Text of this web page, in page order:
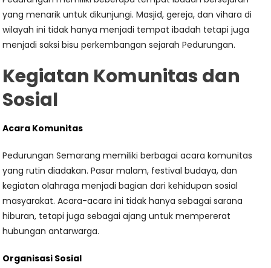
yang menarik untuk dikunjungi. Masjid, gereja, dan vihara di
wilayah ini tidak hanya menjadi tempat ibadah tetapi juga
menjadi saksi bisu perkembangan sejarah Pedurungan.
Kegiatan Komunitas dan
Sosial
Acara Komunitas
Pedurungan Semarang memiliki berbagai acara komunitas
yang rutin diadakan. Pasar malam, festival budaya, dan
kegiatan olahraga menjadi bagian dari kehidupan sosial
masyarakat. Acara-acara ini tidak hanya sebagai sarana
hiburan, tetapi juga sebagai ajang untuk mempererat
hubungan antarwarga.
Organisasi Sosial